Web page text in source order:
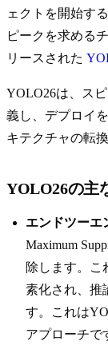
ェクトを開始す
ピークを求める
リースされた
YOLO26は、ス
義し、デプロイ
キテクチャの転
YOLO26の主
エンドツーエ
Maximum
除します。こ
素化され、推
す。これは
アプローチで